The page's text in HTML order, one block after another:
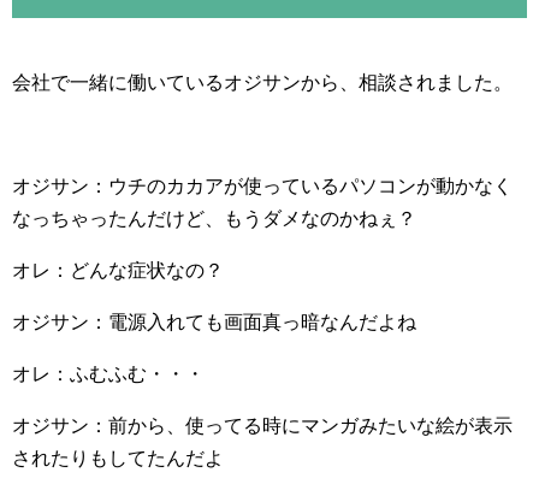
会社で一緒に働いているオジサンから、相談されました。
オジサン：ウチのカカアが使っているパソコンが動かなく
なっちゃったんだけど、もうダメなのかねぇ？
オレ：どんな症状なの？
オジサン：電源入れても画面真っ暗なんだよね
オレ：ふむふむ・・・
オジサン：前から、使ってる時にマンガみたいな絵が表示
されたりもしてたんだよ